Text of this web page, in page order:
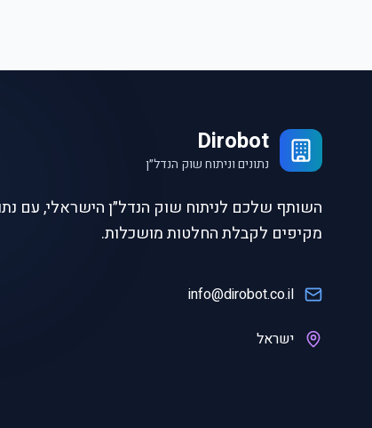
Dirobot
נתונים וניתוח שוק הנדל״ן
השותף שלכם לניתוח שוק הנדל״ן הישראלי, עם
מקיפים לקבלת החלטות מושכלות.
info@dirobot.co.il
ישראל